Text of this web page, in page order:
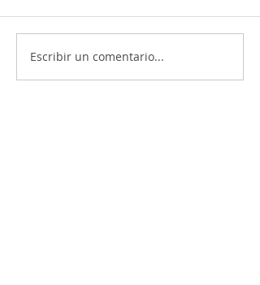
Escribir un comentario...